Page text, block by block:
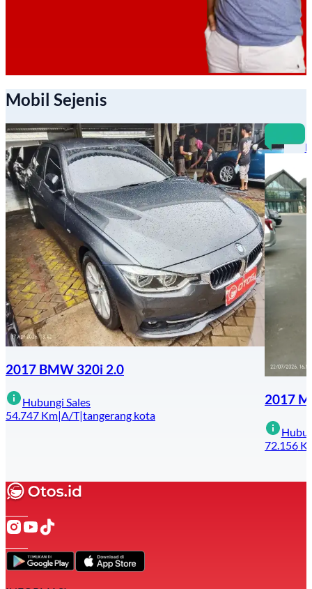
Mobil Sejenis
2017 BMW 320i 2.0
Hubungi Sales
54.747 Km|A/T|tangerang kota
2017
72.156